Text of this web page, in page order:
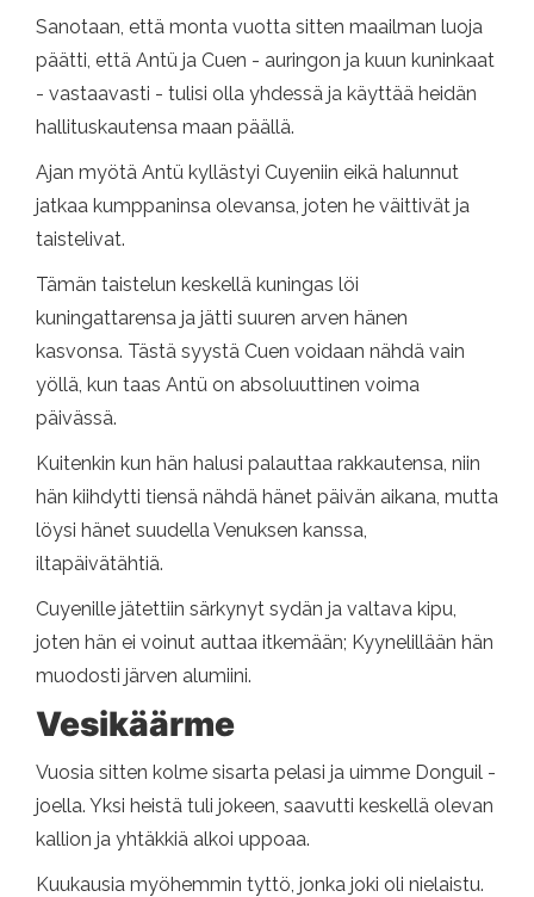
Sanotaan, että monta vuotta sitten maailman luoja
päätti, että Antü ja Cuen - auringon ja kuun kuninkaat
- vastaavasti - tulisi olla yhdessä ja käyttää heidän
hallituskautensa maan päällä.
Ajan myötä Antü kyllästyi Cuyeniin eikä halunnut
jatkaa kumppaninsa olevansa, joten he väittivät ja
taistelivat.
Tämän taistelun keskellä kuningas löi
kuningattarensa ja jätti suuren arven hänen
kasvonsa. Tästä syystä Cuen voidaan nähdä vain
yöllä, kun taas Antü on absoluuttinen voima
päivässä.
Kuitenkin kun hän halusi palauttaa rakkautensa, niin
hän kiihdytti tiensä nähdä hänet päivän aikana, mutta
löysi hänet suudella Venuksen kanssa,
iltapäivätähtiä.
Cuyenille jätettiin särkynyt sydän ja valtava kipu,
joten hän ei voinut auttaa itkemään; Kyynelillään hän
muodosti järven alumiini.
Vesikäärme
Vuosia sitten kolme sisarta pelasi ja uimme Donguil -
joella. Yksi heistä tuli jokeen, saavutti keskellä olevan
kallion ja yhtäkkiä alkoi uppoaa.
Kuukausia myöhemmin tyttö, jonka joki oli nielaistu.